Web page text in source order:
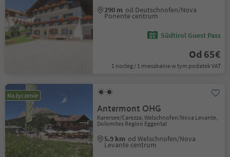
290 m od Deutschnofen/Nova
Ponente centrum
Südtirol Guest Pass
Od 65€
1 nocleg / 1 mieszkanie w tym podatek VAT
Na życzenie
Antermont OHG
Karersee/Carezza, Welschnofen/Nova Levante,
Dolomites Region Eggental
5.9 km od Welschnofen/Nova
Levante centrum